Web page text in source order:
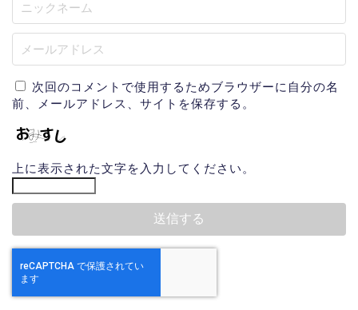
次回のコメントで使用するためブラウザーに自分の名
前、メールアドレス、サイトを保存する。
上に表示された文字を入力してください。